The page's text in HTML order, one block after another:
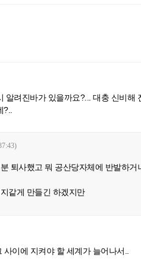
알려진바가 있을까요?... 대충 신비해
?..
퇴사했고 뭐 공산당자체에 반발하거
같게 만들긴 하겠지만
이에 지켜야 할 세계가 늘어나서..